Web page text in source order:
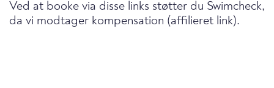
Ved at booke via disse links støtter du Swimcheck,
da vi modtager kompensation (affilieret link).